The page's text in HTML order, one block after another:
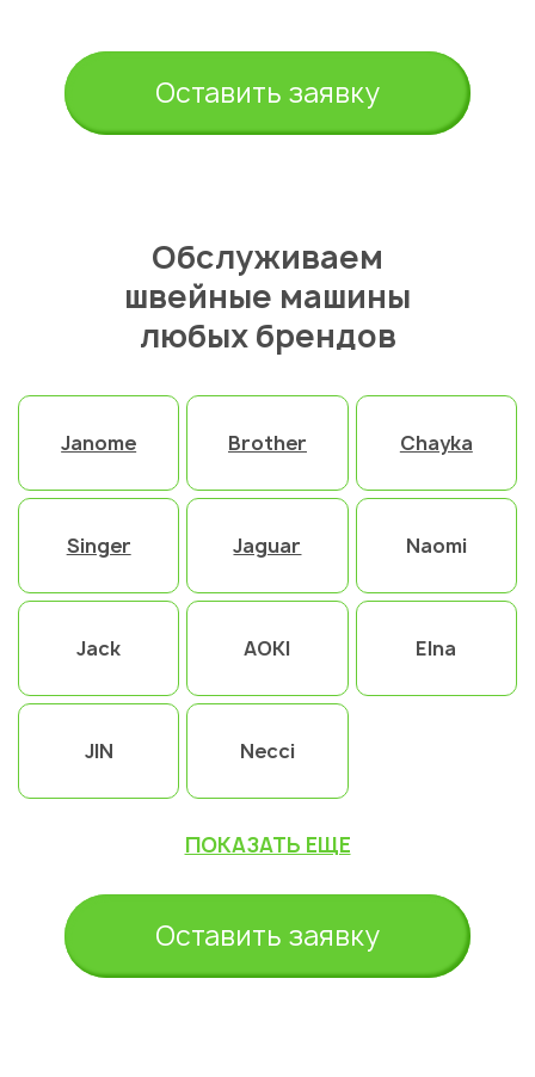
Оставить заявку
Обслуживаем
швейные машины
любых брендов
Janome Brother Chayka
Singer Jaguar Naomi
Jack AOKI Elna
JIN Necci
ПОКАЗАТЬ ЕЩЕ
Оставить заявку